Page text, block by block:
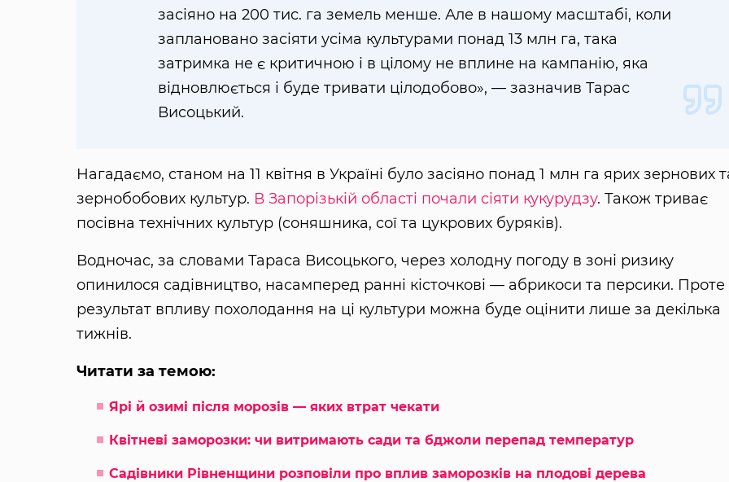
засіяно на 200 тис. га земель менше. Але в нашому масштабі, коли
заплановано засіяти усіма культурами понад 13 млн га, така
затримка не є критичною і в цілому не вплине на кампанію, яка
відновлюється і буде тривати цілодобово», — зазначив Тарас
Висоцький.
Нагадаємо, станом на 11 квітня в Україні було засіяно понад 1 млн га ярих зернових
зернобобових культур. В Запорізькій області почали сіяти кукурудзу. Також триває
посівна технічних культур (соняшника, сої та цукрових буряків).
Водночас, за словами Тараса Висоцького, через холодну погоду в зоні ризику
опинилося садівництво, насамперед ранні кісточкові — абрикоси та персики. Проте
результат впливу похолодання на ці культури можна буде оцінити лише за декілька
тижнів.
Читати за темою:
Ярі й озимі після морозів — яких втрат чекати
Квітневі заморозки: чи витримають сади та бджоли перепад температур
Садівники Рівненщини розповіли про вплив заморозків на плодові дерева